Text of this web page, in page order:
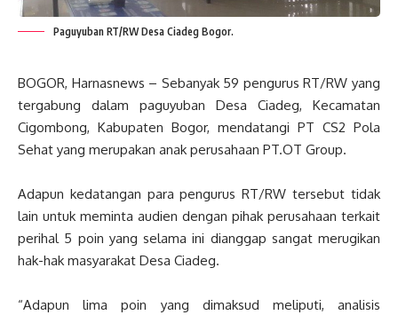
Paguyuban RT/RW Desa Ciadeg Bogor.
BOGOR, Harnasnews – ‎Sebanyak 59 pengurus RT/RW yang
tergabung dalam paguyuban Desa Ciadeg, Kecamatan
Cigombong, Kabupaten Bogor, mendatangi PT CS2 Pola
Sehat yang merupakan anak perusahaan PT.OT Group.
‎Adapun kedatangan para pengurus RT/RW tersebut tidak
lain untuk meminta audien dengan pihak perusahaan terkait
perihal 5 poin yang selama ini dianggap sangat merugikan
hak-hak masyarakat Desa Ciadeg.
“A‎dapun lima poin yang dimaksud meliputi, analisis